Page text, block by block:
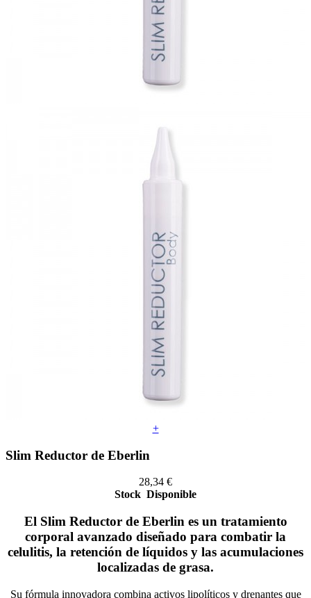
+
Slim Reductor de Eberlin
28,34 €
Stock Disponible
El Slim Reductor de Eberlin es un tratamiento
corporal avanzado diseñado para combatir la
celulitis, la retención de líquidos y las acumulaciones
localizadas de grasa.
Su fórmula innovadora combina activos lipolíticos y drenantes que